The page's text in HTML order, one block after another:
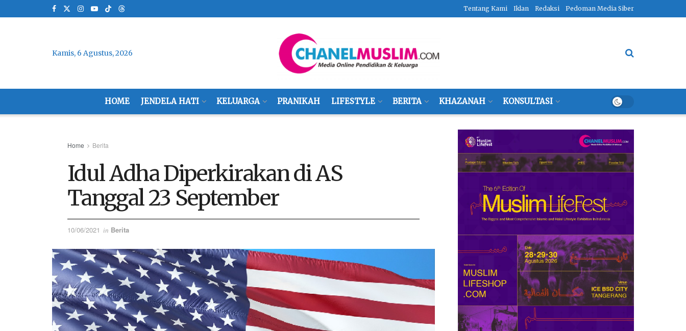
Tentang Kami Iklan Redaksi Pedoman Media Siber
Kamis, 6 Agustus, 2026
HOME JENDELA HATI KELUARGA PRANIKAH LIFESTYLE BERITA KHAZANAH KONSULTASI
Home Berita
Idul Adha Diperkirakan di AS
Tanggal 23 September
10/06/2021 in Berita